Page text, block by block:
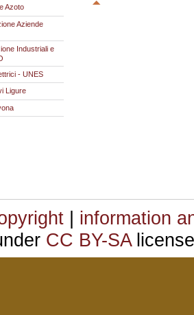
Azoto
Aziende
Industriali e
- UNES
Ligure
| information
CC BY-SA